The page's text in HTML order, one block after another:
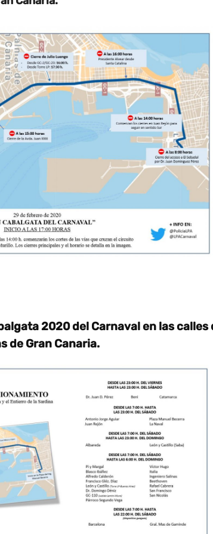
2020 del Carnaval en las calles
de Gran Canaria.